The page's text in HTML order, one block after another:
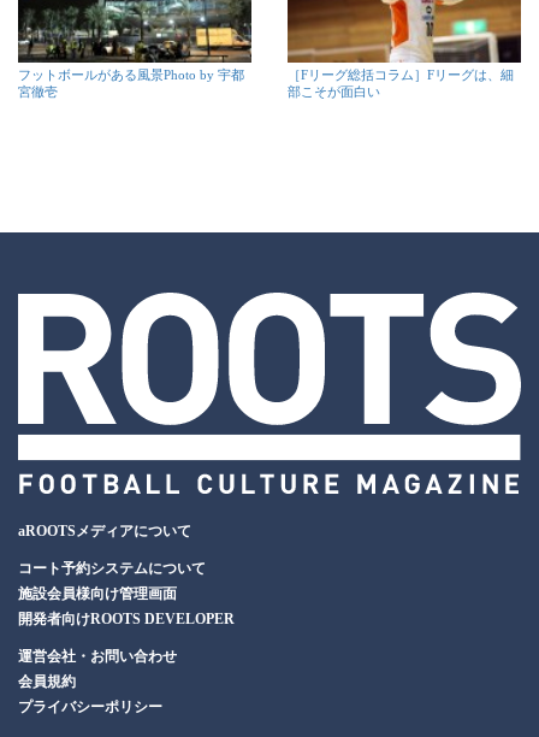
フットボールがある風景Photo by 宇都
宮徹壱
［Fリーグ総括コラム］Fリーグは、細
部こそが面白い
aROOTSメディアについて
コート予約システムについて
施設会員様向け管理画面
開発者向けROOTS DEVELOPER
運営会社・お問い合わせ
会員規約
プライバシーポリシー